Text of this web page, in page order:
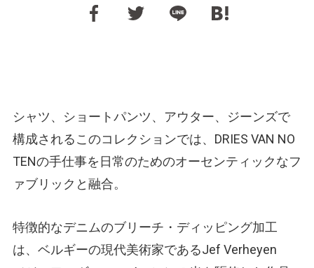
シャツ、ショートパンツ、アウター、ジーンズで
構成されるこのコレクションでは、DRIES VAN NO
TENの手仕事を日常のためのオーセンティックなフ
ァブリックと融合。
特徴的なデニムのブリーチ・ディッピング加工
は、ベルギーの現代美術家であるJef Verheyen